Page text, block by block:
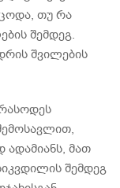
თუ რა
შემდეგ.
შვილების
ადამიანს, მათ
შემდეგ